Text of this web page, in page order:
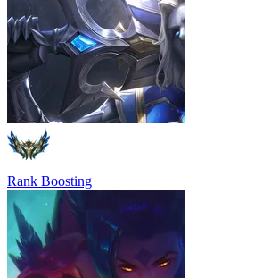
Rank Boosting